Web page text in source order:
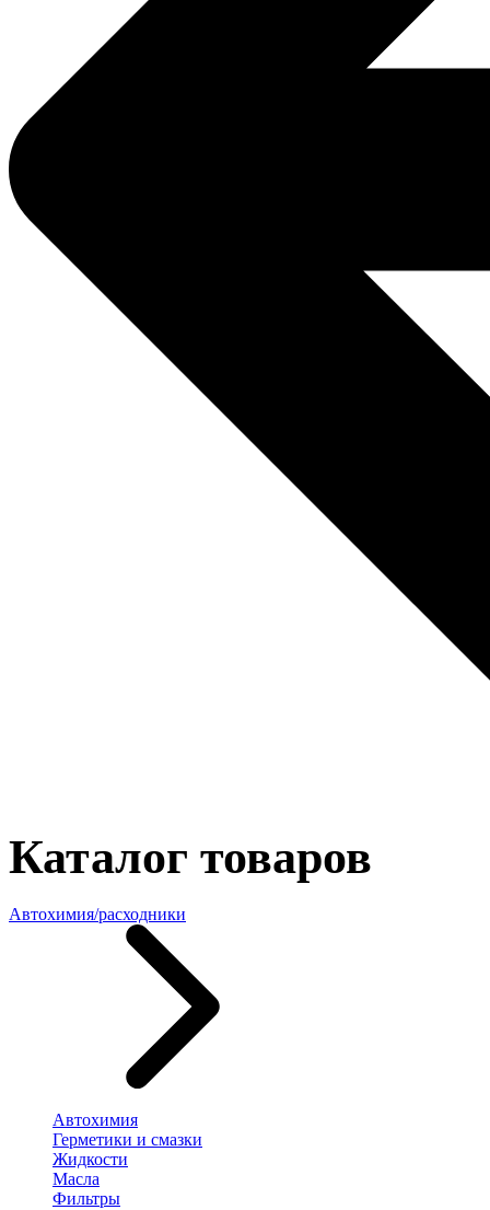
Каталог товаров
Автохимия/расходники
Автохимия
Герметики и смазки
Жидкости
Масла
Фильтры